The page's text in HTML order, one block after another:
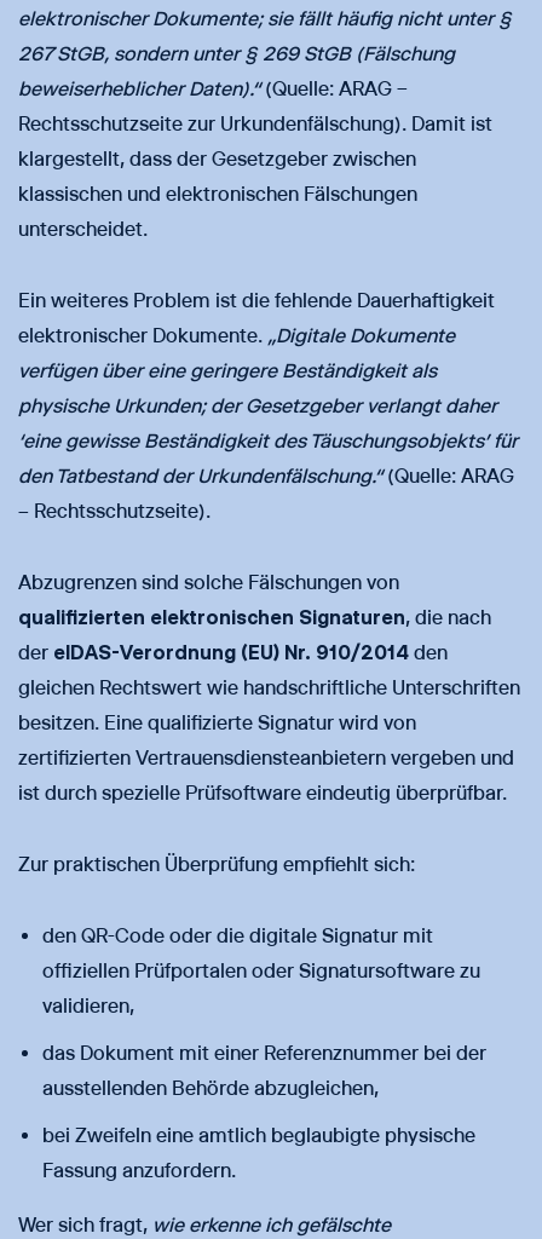
elektronischer Dokumente; sie fällt häufig nicht unter §
267 StGB, sondern unter § 269 StGB (Fälschung
beweiserheblicher Daten).“(Quelle: ARAG –
Rechtsschutzseite zur Urkundenfälschung). Damit ist
klargestellt, dass der Gesetzgeber zwischen
klassischen und elektronischen Fälschungen
unterscheidet.
Ein weiteres Problem ist die fehlende Dauerhaftigkeit
elektronischer Dokumente. „Digitale Dokumente
verfügen über eine geringere Beständigkeit als
physische Urkunden; der Gesetzgeber verlangt daher
‘eine gewisse Beständigkeit des Täuschungsobjekts’ für
den Tatbestand der Urkundenfälschung.“(Quelle: ARAG
– Rechtsschutzseite).
Abzugrenzen sind solche Fälschungen von
qualifizierten elektronischen Signaturen, die nach
der eIDAS-Verordnung (EU) Nr. 910/2014 den
gleichen Rechtswert wie handschriftliche Unterschriften
besitzen. Eine qualifizierte Signatur wird von
zertifizierten Vertrauensdiensteanbietern vergeben und
ist durch spezielle Prüfsoftware eindeutig überprüfbar.
Zur praktischen Überprüfung empfiehlt sich:
den QR-Code oder die digitale Signatur mit
offiziellen Prüfportalen oder Signatursoftware zu
validieren,
das Dokument mit einer Referenznummer bei der
ausstellenden Behörde abzugleichen,
bei Zweifeln eine amtlich beglaubigte physische
Fassung anzufordern.
Wer sich fragt, wie erkenne ich gefälschte